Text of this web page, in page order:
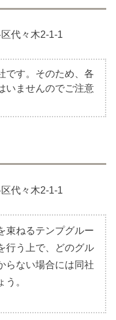
代々木2-1-1
です。そのため、各
いませんのでご注意
代々木2-1-1
束ねるテンプグルー
行う上で、どのグル
らない場合には同社
。